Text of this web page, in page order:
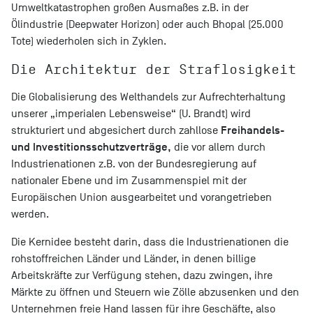
Umweltkatastrophen großen Ausmaßes z.B. in der
Ölindustrie (Deepwater Horizon) oder auch Bhopal (25.000
Tote) wiederholen sich in Zyklen.
Die Architektur der Straflosigkeit
Die Globalisierung des Welthandels zur Aufrechterhaltung
unserer „imperialen Lebensweise“ (U. Brandt) wird
strukturiert und abgesichert durch zahllose Freihandels-
und Investitionsschutzverträge, die vor allem durch
Industrienationen z.B. von der Bundesregierung auf
nationaler Ebene und im Zusammenspiel mit der
Europäischen Union ausgearbeitet und vorangetrieben
werden.
Die Kernidee besteht darin, dass die Industrienationen die
rohstoffreichen Länder und Länder, in denen billige
Arbeitskräfte zur Verfügung stehen, dazu zwingen, ihre
Märkte zu öffnen und Steuern wie Zölle abzusenken und den
Unternehmen freie Hand lassen für ihre Geschäfte, also